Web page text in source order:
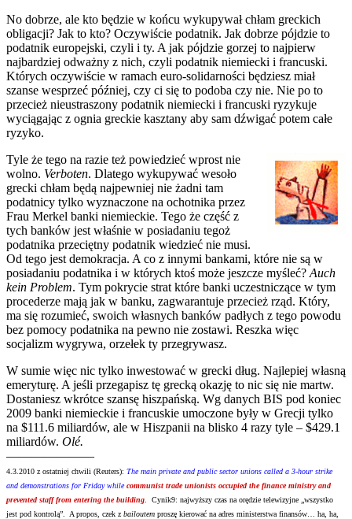
No dobrze, ale kto będzie w końcu wykupywał chłam greckich
obligacji? Jak to kto? Oczywiście podatnik. Jak dobrze pójdzie to
podatnik europejski, czyli i ty. A jak pójdzie gorzej to najpierw
najbardziej odważny z nich, czyli podatnik niemiecki i francuski.
Których oczywiście w ramach euro-solidarności będziesz miał
szanse wesprzeć później, czy ci się to podoba czy nie. Nie po to
przecież nieustraszony podatnik niemiecki i francuski ryzykuje
wyciągając z ognia greckie kasztany aby sam dźwigać potem całe
ryzyko.
Tyle że tego na razie też powiedzieć wprost nie
wolno. Verboten. Dlatego wykupywać wesoło
grecki chłam będą najpewniej nie żadni tam
podatnicy tylko wyznaczone na ochotnika przez
Frau Merkel banki niemieckie. Tego że część z
tych banków jest właśnie w posiadaniu tegoż
podatnika przeciętny podatnik wiedzieć nie musi.
Od tego jest demokracja. A co z innymi bankami, które nie są w
posiadaniu podatnika i w których ktoś może jeszcze myśleć? Auch
kein Problem. Tym pokrycie strat które banki uczestniczące w tym
procederze mają jak w banku, zagwarantuje przecież rząd. Który,
ma się rozumieć, swoich własnych banków padłych z tego powodu
bez pomocy podatnika na pewno nie zostawi. Reszka więc
socjalizm wygrywa, orzełek ty przegrywasz.
W sumie więc nic tylko inwestować w grecki dług. Najlepiej własną
emeryturę. A jeśli przegapisz tę grecką okazję to nic się nie martw.
Dostaniesz wkrótce szansę hiszpańską. Wg danych BIS pod koniec
2009 banki niemieckie i francuskie umoczone były w Grecji tylko
na $111.6 miliardów, ale w Hiszpanii na blisko 4 razy tyle – $429.1
miliardów. Olé.
———————
4.3.2010 z ostatniej chwili (Reuters): The main private and public sector unions called a 3-hour strike
and demonstrations for Friday while communist trade unionists occupied the finance ministry and
prevented staff from entering the building . Cynik9: najwyższy czas na orędzie telewizyjne „wszystko
jest pod kontrolą”. A propos, czek z bailoutem proszę kierować na adres ministerstwa finansów…
ha, ha,